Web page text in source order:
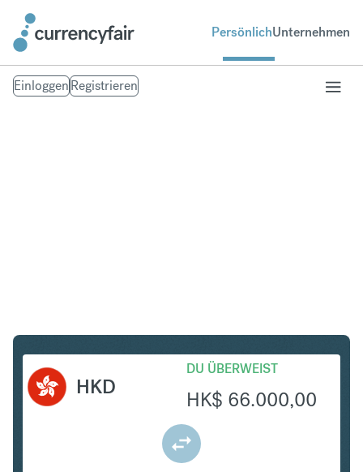
PersönlichUnternehmen
EinloggenRegistrieren
HKD
DU ÜBERWEIST
HK$ 66.000,00